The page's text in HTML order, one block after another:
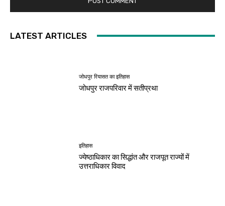
LATEST ARTICLES
जोधपुर रियासत का इतिहास
जोधपुर राजपरिवार में सतीप्रथा
इतिहास
ज्येष्ठाधिकार का सिद्धांत और राजपूत राज्यों में
उत्तराधिकार विवाद